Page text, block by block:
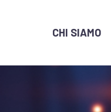
CHI SIAMO